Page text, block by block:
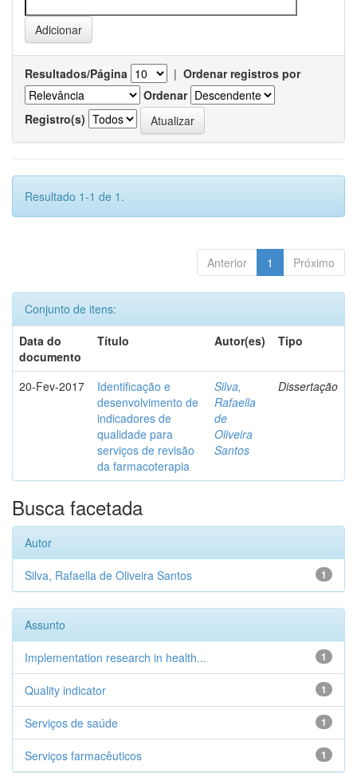
Resultados/Página | Ordenar registros por
Ordenar
Registro(s)
Resultado 1-1 de 1.
Anterior 1 Próximo
Conjunto de itens:
Data do
documento
Título Autor(es) Tipo
20-Fev-2017
Identificação e
desenvolvimento de
indicadores de
qualidade para
serviços de revisão
da farmacoterapia
Silva,
Rafaella
de
Oliveira
Santos
Dissertação
Busca facetada
Autor
1
Silva, Rafaella de Oliveira Santos
Assunto
1
Implementation research in health...
1
Quality indicator
1
Serviços de saúde
1
Serviços farmacêuticos